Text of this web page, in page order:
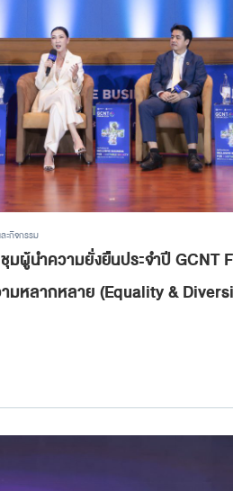
ะกิจกรรม
มผู้นำความยั่งยืนประจำปี GCNT
มหลากหลาย (Equality &